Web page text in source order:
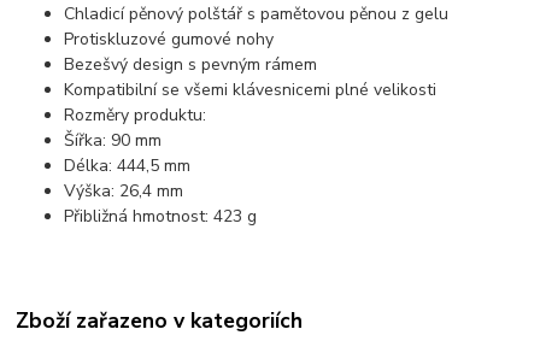
Chladicí pěnový polštář s pamětovou pěnou z gelu
Protiskluzové gumové nohy
Bezešvý design s pevným rámem
Kompatibilní se všemi klávesnicemi plné velikosti
Rozměry produktu:
Šířka: 90 mm
Délka: 444,5 mm
Výška: 26,4 mm
Přibližná hmotnost: 423 g
Zboží zařazeno v kategoriích